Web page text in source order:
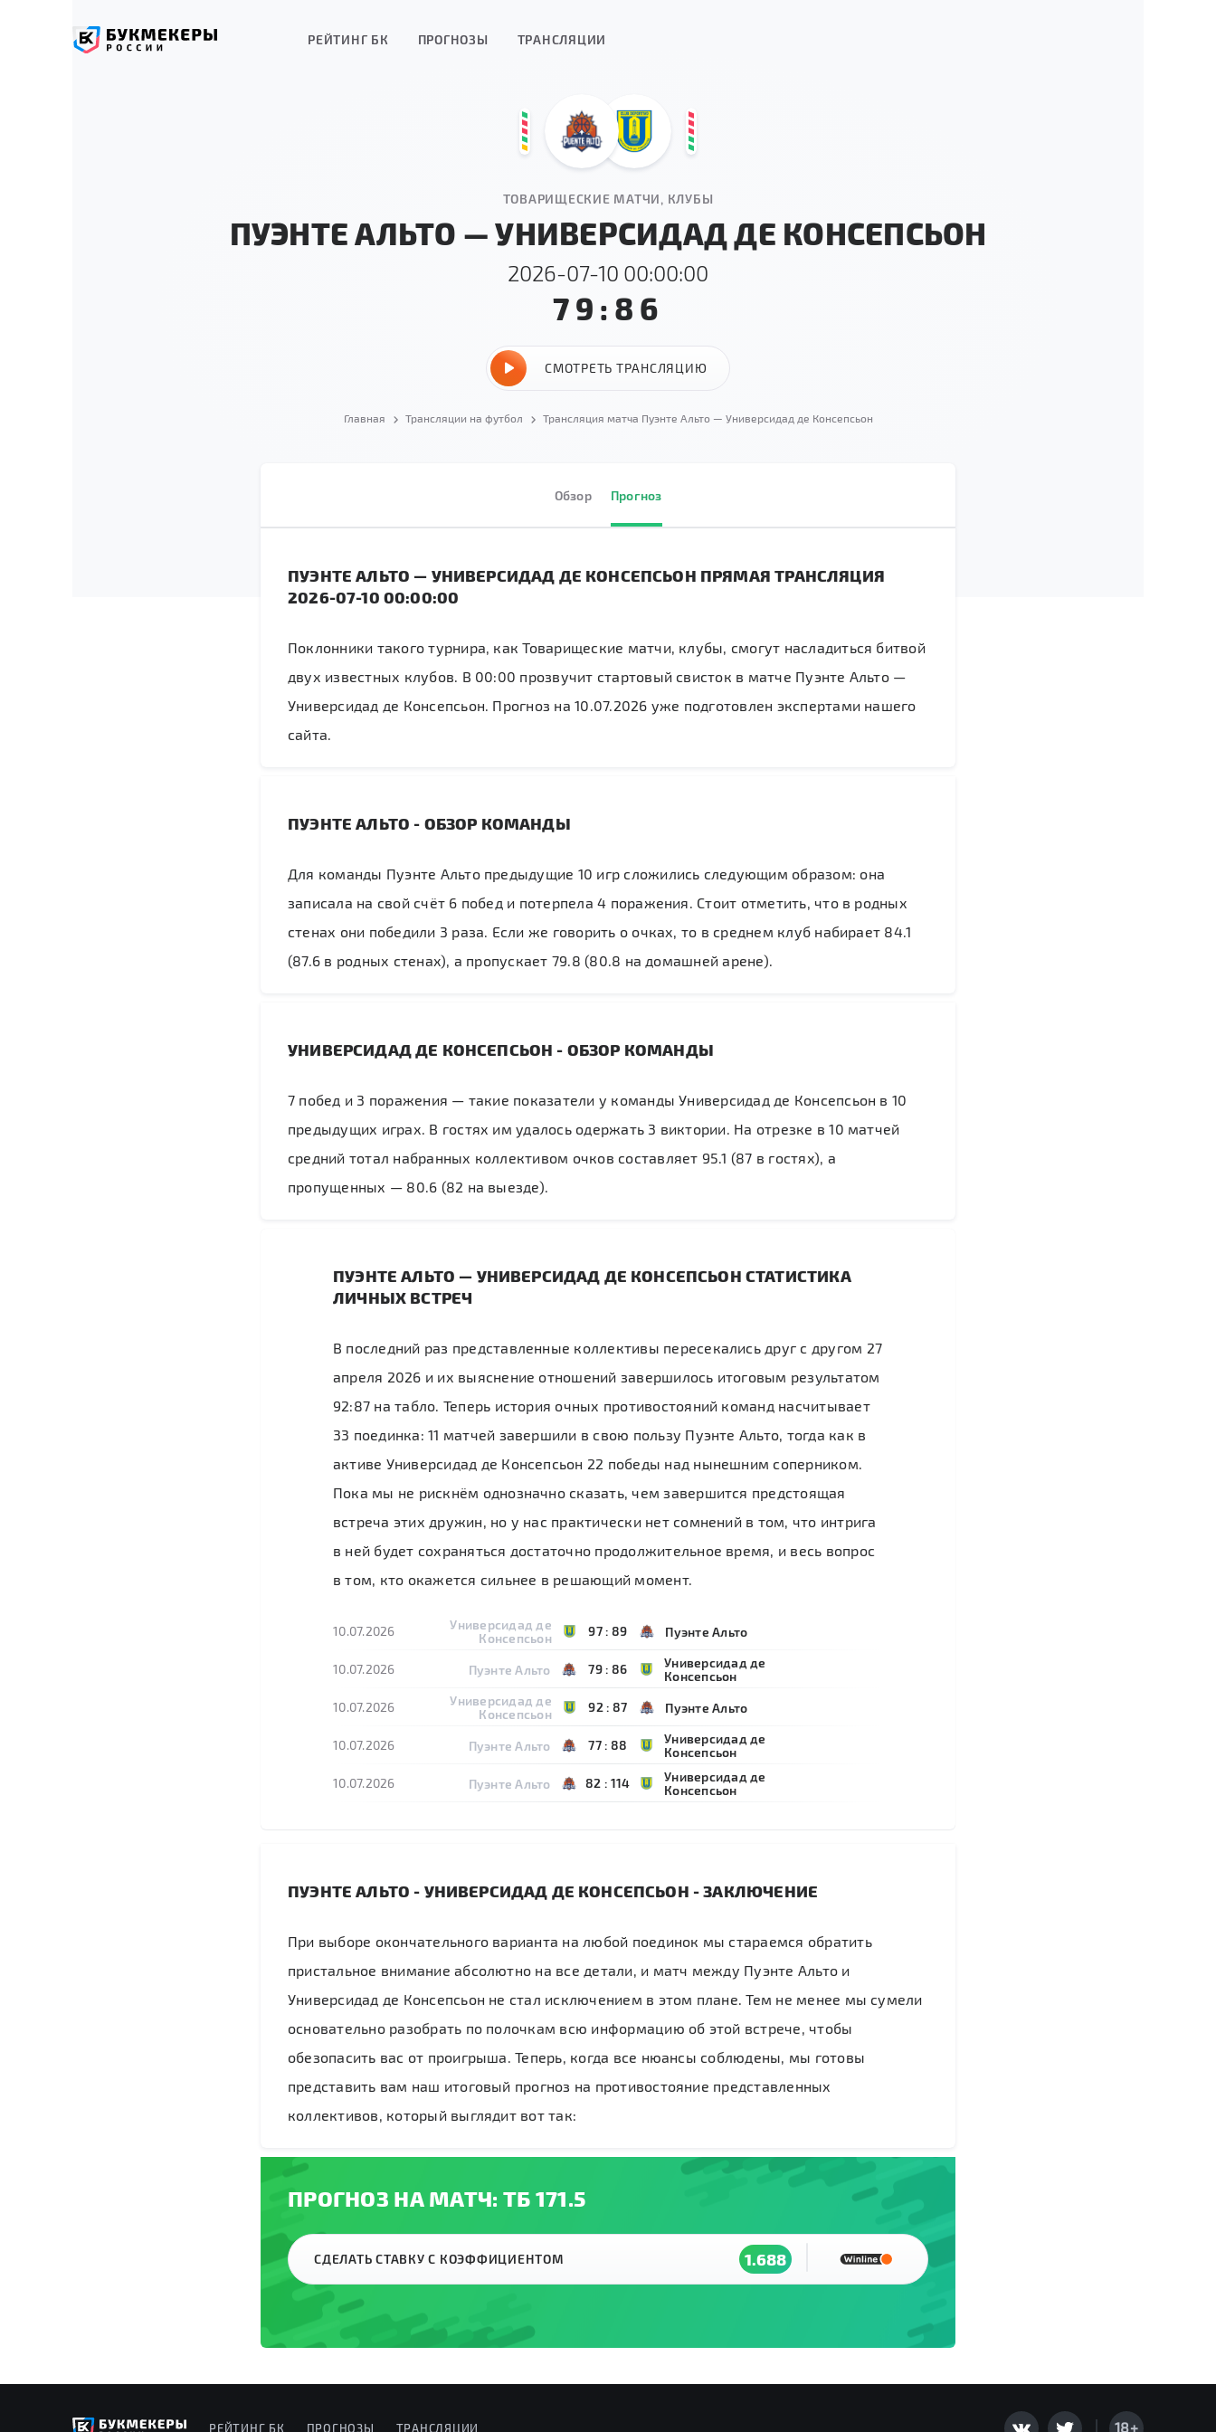
РЕЙТИНГ БК ПРОГНОЗЫ ТРАНСЛЯЦИИ
ТОВАРИЩЕСКИЕ МАТЧИ, КЛУБЫ
ПУЭНТЕ АЛЬТО — УНИВЕРСИДАД ДЕ КОНСЕПСЬОН
2026-07-10 00:00:00
79:86
СМОТРЕТЬ ТРАНСЛЯЦИЮ
Главная Трансляции на футбол Трансляция матча Пуэнте Альто — Универсидад де Консепсьон
Обзор Прогноз
ПУЭНТЕ АЛЬТО — УНИВЕРСИДАД ДЕ КОНСЕПСЬОН ПРЯМАЯ ТРАНСЛЯЦИЯ
2026-07-10 00:00:00
Поклонники такого турнира, как Товарищеские матчи, клубы, смогут насладиться битвой
двух известных клубов. В 00:00 прозвучит стартовый свисток в матче Пуэнте Альто —
Универсидад де Консепсьон. Прогноз на 10.07.2026 уже подготовлен экспертами нашего
сайта.
ПУЭНТЕ АЛЬТО - ОБЗОР КОМАНДЫ
Для команды Пуэнте Альто предыдущие 10 игр сложились следующим образом: она
записала на свой счёт 6 побед и потерпела 4 поражения. Стоит отметить, что в родных
стенах они победили 3 раза. Если же говорить о очках, то в среднем клуб набирает 84.1
(87.6 в родных стенах), а пропускает 79.8 (80.8 на домашней арене).
УНИВЕРСИДАД ДЕ КОНСЕПСЬОН - ОБЗОР КОМАНДЫ
7 побед и 3 поражения — такие показатели у команды Универсидад де Консепсьон в 10
предыдущих играх. В гостях им удалось одержать 3 виктории. На отрезке в 10 матчей
средний тотал набранных коллективом очков составляет 95.1 (87 в гостях), а
пропущенных — 80.6 (82 на выезде).
ПУЭНТЕ АЛЬТО — УНИВЕРСИДАД ДЕ КОНСЕПСЬОН СТАТИСТИКА
ЛИЧНЫХ ВСТРЕЧ
В последний раз представленные коллективы пересекались друг с другом 27
апреля 2026 и их выяснение отношений завершилось итоговым результатом
92:87 на табло. Теперь история очных противостояний команд насчитывает
33 поединка: 11 матчей завершили в свою пользу Пуэнте Альто, тогда как в
активе Универсидад де Консепсьон 22 победы над нынешним соперником.
Пока мы не рискнём однозначно сказать, чем завершится предстоящая
встреча этих дружин, но у нас практически нет сомнений в том, что интрига
в ней будет сохраняться достаточно продолжительное время, и весь вопрос
в том, кто окажется сильнее в решающий момент.
10.07.2026
Универсидад де
Консепсьон
97:89 Пуэнте Альто
10.07.2026 Пуэнте Альто 79:86
Универсидад де
Консепсьон
10.07.2026
Универсидад де
Консепсьон
92 :87 Пуэнте Альто
10.07.2026 Пуэнте Альто 77:88
Универсидад де
Консепсьон
10.07.2026
Пуэнте Альто 82 :114
Универсидад де
Консепсьон
ПУЭНТЕ АЛЬТО - УНИВЕРСИДАД ДЕ КОНСЕПСЬОН - ЗАКЛЮЧЕНИЕ
При выборе окончательного варианта на любой поединок мы стараемся обратить
пристальное внимание абсолютно на все детали, и матч между Пуэнте Альто и
Универсидад де Консепсьон не стал исключением в этом плане. Тем не менее мы сумели
основательно разобрать по полочкам всю информацию об этой встрече, чтобы
обезопасить вас от проигрыша. Теперь, когда все нюансы соблюдены, мы готовы
представить вам наш итоговый прогноз на противостояние представленных
коллективов, который выглядит вот так:
ПРОГНОЗ НА МАТЧ: ТБ 171.5
СДЕЛАТЬ СТАВКУ С КОЭФФИЦИЕНТОМ 1.688
РЕЙТИНГ БК ПРОГНОЗЫ ТРАНСЛЯЦИИ 18+